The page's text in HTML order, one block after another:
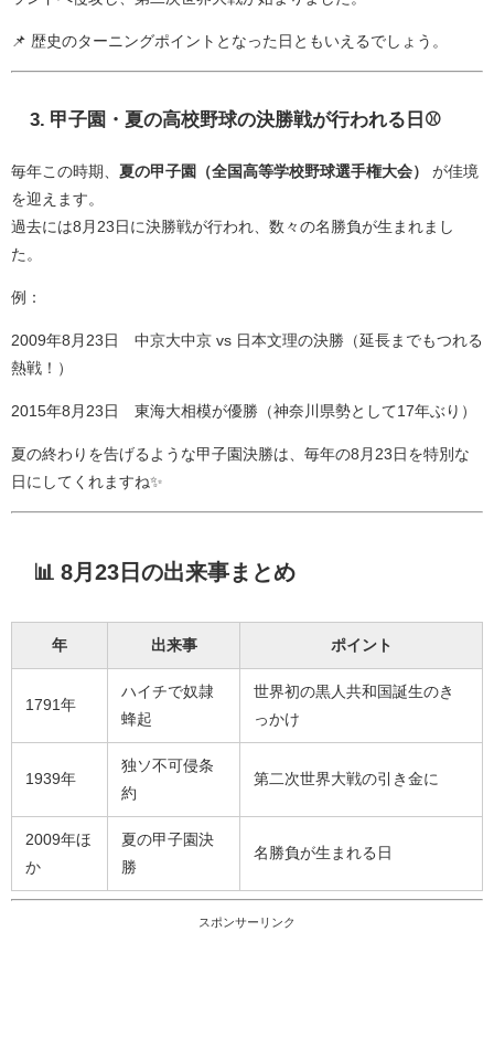
📌 歴史のターニングポイントとなった日ともいえるでしょう。
3. 甲子園・夏の高校野球の決勝戦が行われる日⚾
毎年この時期、 夏の甲子園（全国高等学校野球選手権大会）
が佳境
を迎えます。
過去には8月23日に決勝戦が行われ、数々の名勝負が生まれまし
た。
例：
2009年8月23日 中京大中京 vs 日本文理の決勝（延長までもつれる
熱戦！）
2015年8月23日 東海大相模が優勝（神奈川県勢として17年ぶり）
夏の終わりを告げるような甲子園決勝は、毎年の8月23日を特別な
日にしてくれますね✨
📊 8月23日の出来事まとめ
年 出来事 ポイント
1791年
ハイチで奴隷
蜂起
世界初の黒人共和国誕生のき
っかけ
1939年
独ソ不可侵条
約
第二次世界大戦の引き金に
2009年ほ
か
夏の甲子園決
勝
名勝負が生まれる日
スポンサーリンク